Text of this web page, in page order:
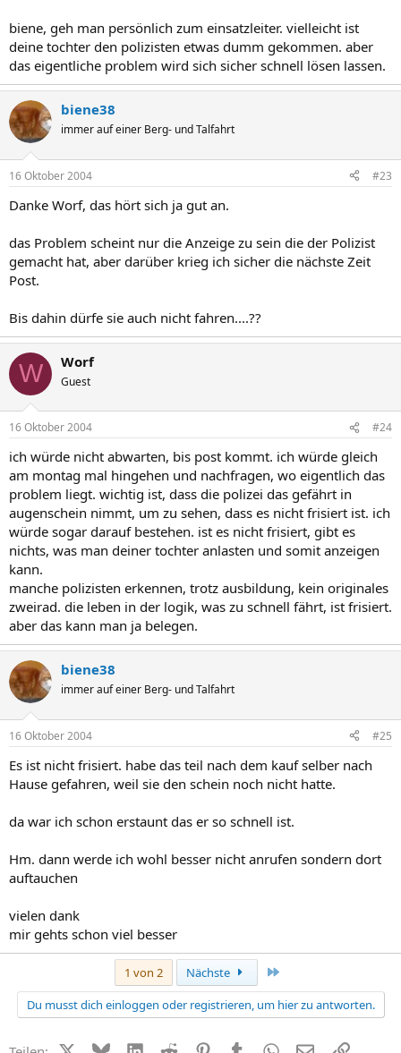
biene, geh man persönlich zum einsatzleiter. vielleicht ist
deine tochter den polizisten etwas dumm gekommen. aber
das eigentliche problem wird sich sicher schnell lösen lassen.
biene38
immer auf einer Berg- und Talfahrt
16 Oktober 2004 #23
Danke Worf, das hört sich ja gut an.
das Problem scheint nur die Anzeige zu sein die der Polizist
gemacht hat, aber darüber krieg ich sicher die nächste Zeit
Post.
Bis dahin dürfe sie auch nicht fahren....??
W Worf
Guest
16 Oktober 2004 #24
ich würde nicht abwarten, bis post kommt. ich würde gleich
am montag mal hingehen und nachfragen, wo eigentlich das
problem liegt. wichtig ist, dass die polizei das gefährt in
augenschein nimmt, um zu sehen, dass es nicht frisiert ist. ich
würde sogar darauf bestehen. ist es nicht frisiert, gibt es
nichts, was man deiner tochter anlasten und somit anzeigen
kann.
manche polizisten erkennen, trotz ausbildung, kein originales
zweirad. die leben in der logik, was zu schnell fährt, ist frisiert.
aber das kann man ja belegen.
biene38
immer auf einer Berg- und Talfahrt
16 Oktober 2004 #25
Es ist nicht frisiert. habe das teil nach dem kauf selber nach
Hause gefahren, weil sie den schein noch nicht hatte.
da war ich schon erstaunt das er so schnell ist.
Hm. dann werde ich wohl besser nicht anrufen sondern dort
auftauchen
vielen dank
mir gehts schon viel besser
1 von 2 Nächste
Du musst dich einloggen oder registrieren, um hier zu antworten.
X (Twitter)
BlueskyLinkedIn
Reddit PinterestTumblr WhatsApp
E-MailLink